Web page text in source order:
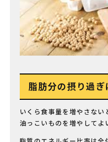
脂肪分の摂り過ぎ
いくら食事量を増やさない
油っこいものを増やしてよ